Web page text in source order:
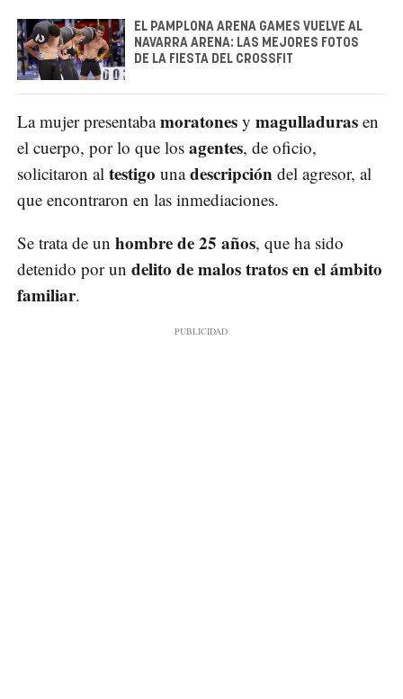
EL PAMPLONA ARENA GAMES VUELVE AL
NAVARRA ARENA: LAS MEJORES FOTOS
DE LA FIESTA DEL CROSSFIT
La mujer presentabamoratones y magulladuras en
el cuerpo, por lo que los agentes, de oficio,
solicitaron al testigo unadescripción del agresor, al
que encontraron en las inmediaciones.
Se trata de un hombre de 25 años, que ha sido
detenido por un delito de malos tratos en el ámbito
familiar.